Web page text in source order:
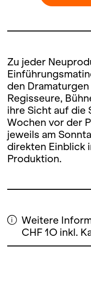
Zu jeder
den
Regisseure,
ihre Sicht auf die
Wochen vor der
jeweils am
direkten Einblick
Produktion.
Weitere
CHF 1O inkl.